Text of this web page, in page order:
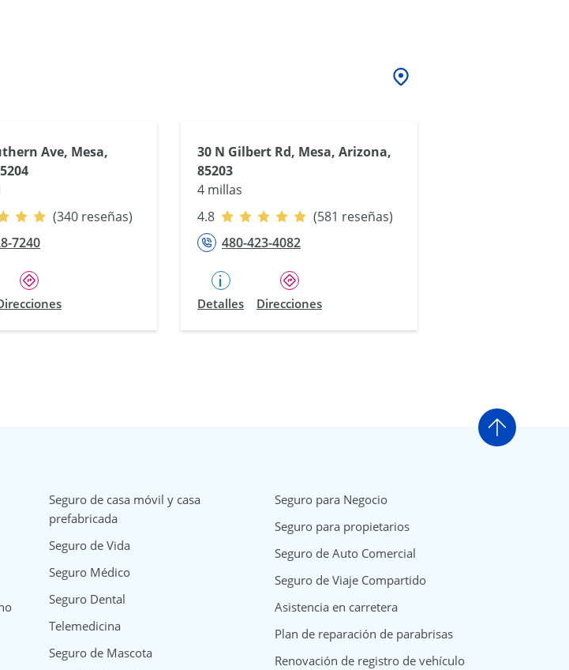
Ave, Mesa,
(340 reseñas)
7240
30 N Gilbert Rd, Mesa, Arizona,
85203
4 millas
4.8
(581 reseñas)
480-423-4082
Detalles Direcciones
Ir arriba
Seguro de casa móvil y casa
prefabricada
Seguro de Vida
Seguro Médico
Seguro Dental
Telemedicina
Seguro de Mascota
Seguro para Negocio
Seguro para propietarios
Seguro de Auto Comercial
Seguro de Viaje Compartido
Asistencia en carretera
Plan de reparación de parabrisas
Renovación de registro de vehículo